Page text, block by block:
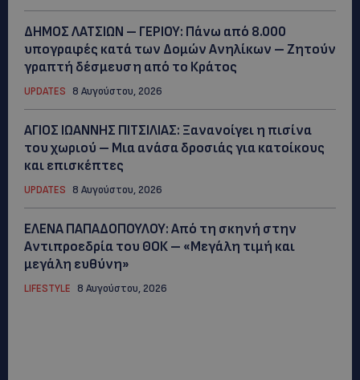
ΔΗΜΟΣ ΛΑΤΣΙΩΝ – ΓΕΡΙΟΥ: Πάνω από 8.000
υπογραφές κατά των Δομών Ανηλίκων – Ζητούν
γραπτή δέσμευση από το Κράτος
UPDATES 8 Αυγούστου, 2026
ΑΓΙΟΣ ΙΩΑΝΝΗΣ ΠΙΤΣΙΛΙΑΣ: Ξανανοίγει η πισίνα
του χωριού – Μια ανάσα δροσιάς για κατοίκους
και επισκέπτες
UPDATES 8 Αυγούστου, 2026
ΕΛΕΝΑ ΠΑΠΑΔΟΠΟΥΛΟΥ: Από τη σκηνή στην
Αντιπροεδρία του ΘΟΚ – «Μεγάλη τιμή και
μεγάλη ευθύνη»
LIFESTYLE 8 Αυγούστου, 2026